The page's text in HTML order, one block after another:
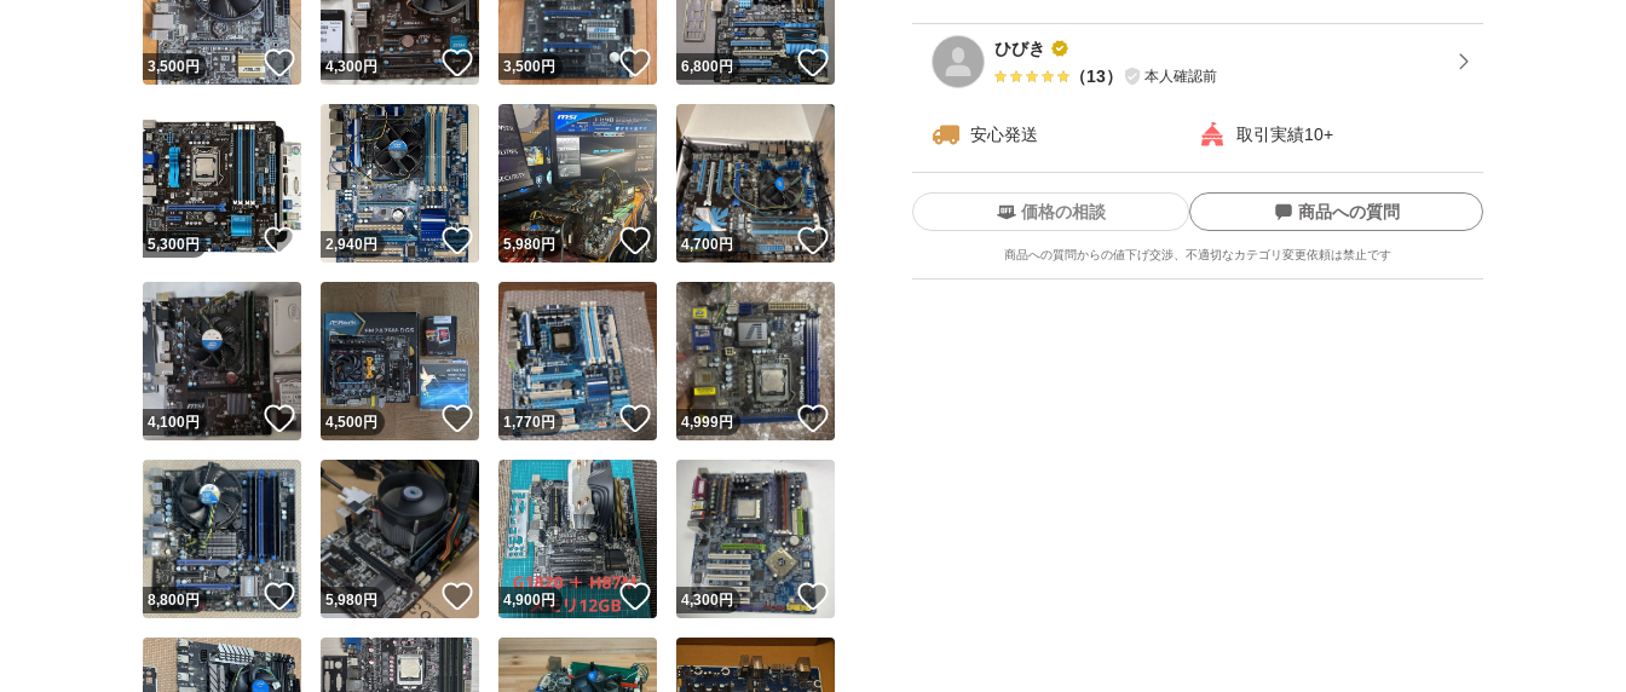
ひびき
（13） 本人確認前
安心発送 取引実績10+
ユーザーの実績について
Yahoo!フリマが定めた一定の基準を満たしたユーザーにバッジを付与しています
安心取引出品者
価格の相談 商品への質問
商品への質問からの値下げ交渉、不適切なカテゴリ変更依頼は禁止です
3,500円 いいね！
4,300円 いいね！
3,500円 いいね！
6,800円
5,300円 いいね！
2,940円 いいね！
5,980円 いいね！
4,700円 いいね！
4,100円 いいね！
4,500円 いいね！
1,770円 いいね！
4,999円 いいね！
8,800円 いいね！
5,980円 いいね！
4,900円 いいね！
4,300円